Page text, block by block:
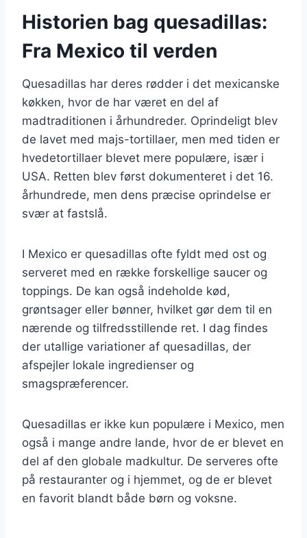
Historien bag quesadillas:
Fra Mexico til verden
Quesadillas har deres rødder i det mexicanske
køkken, hvor de har været en del af
madtraditionen i århundreder. Oprindeligt blev
de lavet med majs-tortillaer, men med tiden er
hvedetortillaer blevet mere populære, især i
USA. Retten blev først dokumenteret i det 16.
århundrede, men dens præcise oprindelse er
svær at fastslå.
I Mexico er quesadillas ofte fyldt med ost og
serveret med en række forskellige saucer og
toppings. De kan også indeholde kød,
grøntsager eller bønner, hvilket gør dem til en
nærende og tilfredsstillende ret. I dag findes
der utallige variationer af quesadillas, der
afspejler lokale ingredienser og
smagspræferencer.
Quesadillas er ikke kun populære i Mexico, men
også i mange andre lande, hvor de er blevet en
del af den globale madkultur. De serveres ofte
på restauranter og i hjemmet, og de er blevet
en favorit blandt både børn og voksne.